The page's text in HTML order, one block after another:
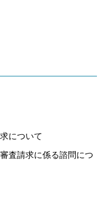
について
査請求に係る諮問につ